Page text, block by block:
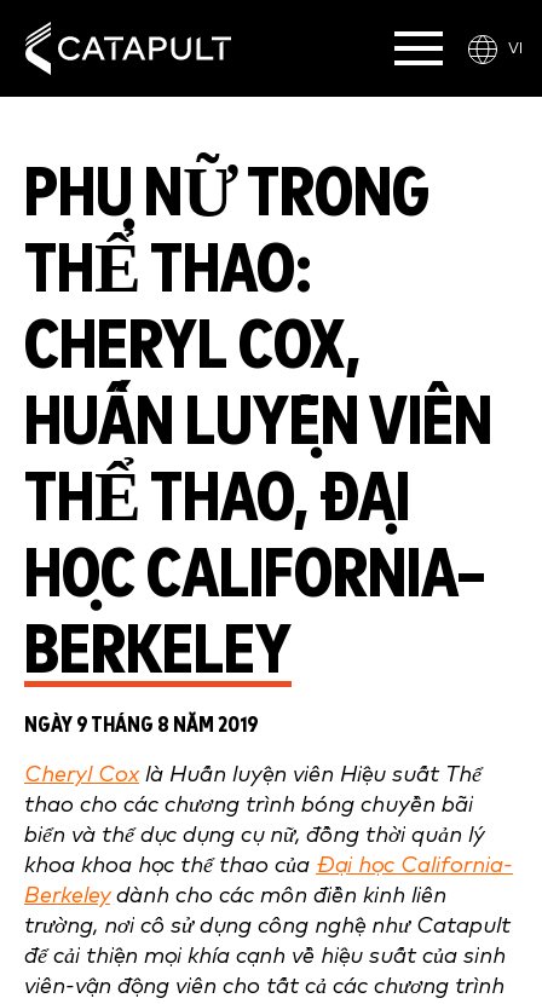
VI
PHỤ NỮ TRONG
THỂ THAO:
CHERYL COX,
HUẤN LUYỆN VIÊN
THỂ THAO, ĐẠI
HỌC CALIFORNIA–
BERKELEY
NGÀY 9 THÁNG 8 NĂM 2019
Cheryl Coxlà Huấn luyện viên Hiệu suất Thể
thao cho các chương trình bóng chuyền bãi
biển và thể dục dụng cụ nữ, đồng thời quản lý
khoa khoa học thể thao của Đại học California-
Berkeleydành cho các môn điền kinh liên
trường, nơi cô sử dụng công nghệ như Catapult
để cải thiện mọi khía cạnh về hiệu suất của sinh
viên-vận động viên cho tất cả các chương trình